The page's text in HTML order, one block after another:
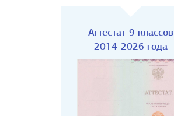
Аттестат 9 классов
2014-2026 года